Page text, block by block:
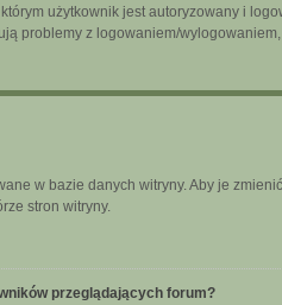
użytkownik jest autoryzowany i
problemy z logowaniem/
w bazie danych witryny. Aby je
stron witryny.
przeglądających forum?